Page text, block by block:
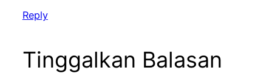
Reply
Tinggalkan Balasan